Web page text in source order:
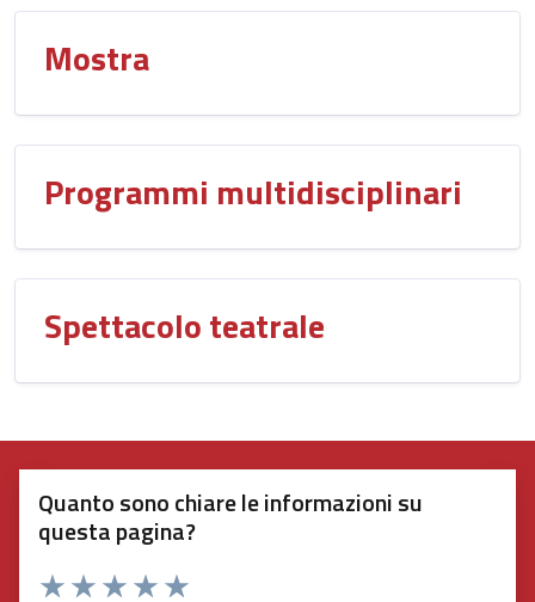
Mostra
Programmi multidisciplinari
Spettacolo teatrale
Quanto sono chiare le informazioni su
questa pagina?